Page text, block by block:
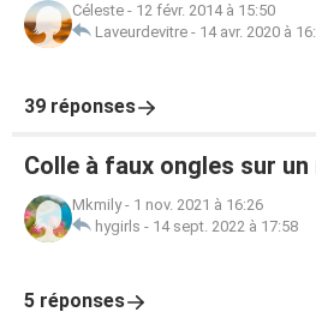
Céleste - 12 févr. 2014 à 15:50
Laveurdevitre - 14 avr. 2020 à
39 réponses
Colle à faux ongles sur un
Mkmily- 1 nov. 2021 à 16:26
hygirls - 14 sept. 2022 à 17:58
5 réponses